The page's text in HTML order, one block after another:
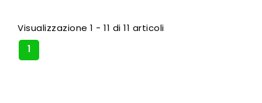
Visualizzazione 1 - 11 di 11 articoli
1